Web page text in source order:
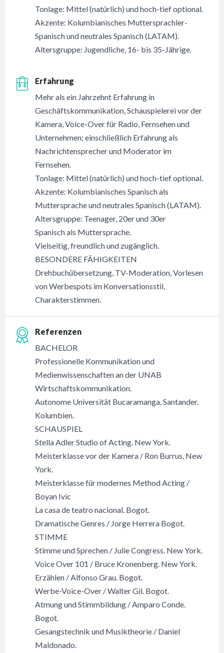
Tonlage: Mittel (natürlich) und hoch-tief optional.
Akzente: Kolumbianisches Muttersprachler-
Spanisch und neutrales Spanisch (LATAM).
Altersgruppe: Jugendliche, 16- bis 35-Jährige.
Erfahrung
Mehr als ein Jahrzehnt Erfahrung in
Geschäftskommunikation, Schauspielerei vor der
Kamera, Voice-Over für Radio, Fernsehen und
Unternehmen; einschließlich Erfahrung als
Nachrichtensprecher und Moderator im
Fernsehen.
Tonlage: Mittel (natürlich) und hoch-tief optional.
Akzente: Kolumbianisches Spanisch als
Muttersprache und neutrales Spanisch (LATAM).
Altersgruppe: Teenager, 20er und 30er
Spanisch als Muttersprache.
Vielseitig, freundlich und zugänglich.
BESONDERE FÄHIGKEITEN
Drehbuchübersetzung, TV-Moderation, Vorlesen
von Werbespots im Konversationsstil,
Charakterstimmen.
Referenzen
BACHELOR
Professionelle Kommunikation und
Medienwissenschaften an der UNAB
Wirtschaftskommunikation.
Autonome Universität Bucaramanga, Santander.
Kolumbien.
SCHAUSPIEL
Stella Adler Studio of Acting. New York.
Meisterklasse vor der Kamera / Ron Burrus, New
York.
Meisterklasse für modernes Method Acting /
Boyan Ivic
La casa de teatro nacional. Bogot.
Dramatische Genres / Jorge Herrera Bogot.
STIMME
Stimme und Sprechen / Julie Congress. New York.
Voice Over 101 / Bruce Kronenberg. New York.
Erzählen / Alfonso Grau. Bogot.
Werbe-Voice-Over / Walter Gil. Bogot.
Atmung und Stimmbildung / Amparo Conde.
Bogot.
Gesangstechnik und Musiktheorie / Daniel
Maldonado.